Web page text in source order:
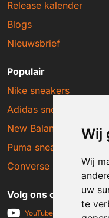
Wij
Wij
uw
te
Release kalender
Blogs
Nieuwsbrief
Populair
Nike sneakers
Adidas sneakers
New Balance sneakers
Puma sneakers
Converse sneakers
Volg ons op social
YouTube